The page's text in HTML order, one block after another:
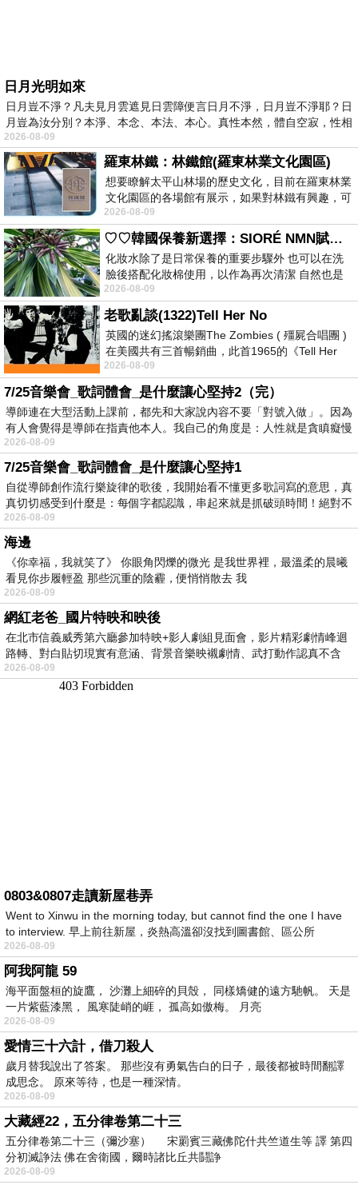
日月光明如來
日月豈不淨？凡夫見月雲遮見日雲障便言日月不淨，日月豈不淨耶？日
月豈為汝分別？本淨、本念、本法、本心。真性本然，體自空寂，性相
2026-08-09
羅東林鐵：林鐵館(羅東林業文化園區)
想要瞭解太平山林場的歷史文化，目前在羅東林業
文化園區的各場館有展示，如果對林鐵有興趣，可
以到林鐵館。 這裡展示從山下
2026-08-09
♡♡韓國保養新選擇：SIORÉ NMN賦活泡泡化妝水♡♡
化妝水除了是日常保養的重要步驟外 也可以在洗
臉後搭配化妝棉使用，以作為再次清潔 自然也是
我的保養必備品項 不過，我對於化妝
2026-08-09
老歌亂談(1322)Tell Her No
英國的迷幻搖滾樂團The Zombies ( 殭屍合唱團 )
在美國共有三首暢銷曲，此首1965的《Tell Her
No》即為其中之一，在告示牌百大單曲
2026-08-09
7/25音樂會_歌詞體會_是什麼讓心堅持2（完）
導師連在大型活動上課前，都先和大家說內容不要「對號入做」。因為
有人會覺得是導師在指責他本人。我自己的角度是：人性就是貪瞋癡慢
2026-08-09
7/25音樂會_歌詞體會_是什麼讓心堅持1
自從導師創作流行樂旋律的歌後，我開始看不懂更多歌詞寫的意思，真
真切切感受到什麼是：每個字都認識，串起來就是抓破頭時間！絕對不
2026-08-09
海邊
《你幸福，我就笑了》 你眼角閃爍的微光 是我世界裡，最溫柔的晨曦
看見你步履輕盈 那些沉重的陰霾，便悄悄散去 我
2026-08-09
網紅老爸_國片特映和映後
在北市信義威秀第六廳參加特映+影人劇組見面會，影片精彩劇情峰迴
路轉、對白貼切現實有意涵、背景音樂映襯劇情、武打動作認真不含
糊、
2026-08-09
0803&0807走讀新屋巷弄
Went to Xinwu in the morning today, but cannot find the one I have
to interview. 早上前往新屋，炎熱高溫卻沒找到圖書館、區公所
2026-08-09
阿我阿龍 59
海平面盤桓的旋鷹， 沙灘上細碎的貝殼， 同樣矯健的遠方馳帆。 天是
一片紫藍漆黑， 風寒陡峭的崕， 孤高如傲梅。 月亮
2026-08-09
愛情三十六計，借刀殺人
歲月替我說出了答案。 那些沒有勇氣告白的日子，最後都被時間翻譯
成思念。 原來等待，也是一種深情。
2026-08-09
大藏經22，五分律卷第二十三
五分律卷第二十三（彌沙塞） 宋罽賓三藏佛陀什共竺道生等 譯 第四
分初滅諍法 佛在舍衛國，爾時諸比丘共鬪諍
2026-08-09